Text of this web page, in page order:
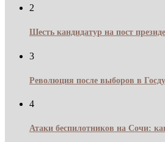
2
Шесть кандидатур на пост
3
Революция после выборов в
4
Атаки беспилотников на Сочи: